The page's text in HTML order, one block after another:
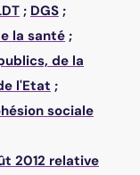
; DGS ;
la santé ;
de la
l'Etat ;
sociale
2012 relative